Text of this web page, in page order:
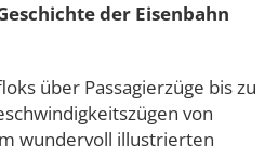
der Eisenbahn
über Passagierzüge bis zu
von
wundervoll illustrierten